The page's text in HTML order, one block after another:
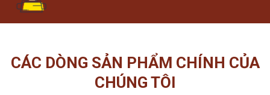
CÁC DÒNG SẢN PHẨM CHÍNH CỦA
CHÚNG TÔI